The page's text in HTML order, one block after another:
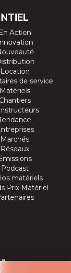
En Action
Location
de service
Matériels
Chantiers
Marchés
Réseaux
Podcast
matériels
Prix Matériel